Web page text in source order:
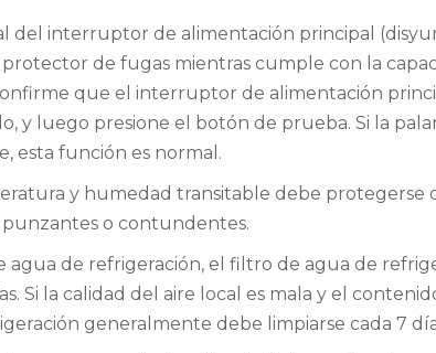
del interruptor de alimentación principal
de fugas mientras cumple con la
que el interruptor de alimentación
y luego presione el botón de prueba. Si la
esta función es normal.
y humedad transitable debe protegerse
o contundentes.
agua de refrigeración, el filtro de agua de
Si la calidad del aire local es mala y el
generalmente debe limpiarse cada 7